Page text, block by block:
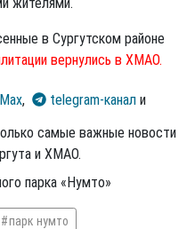
в Сургутском районе
вернулись в ХМАО.
Max, telegram-канал и
самые важные новости
и ХМАО.
парка «Нумто»
парк нумто